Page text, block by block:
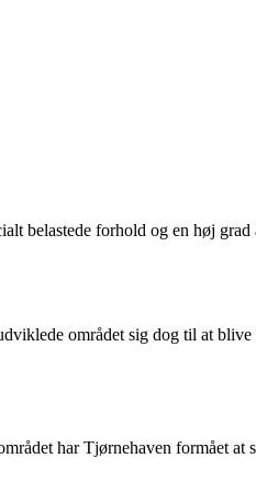
belastede forhold og en høj
området sig dog til at
har Tjørnehaven formået